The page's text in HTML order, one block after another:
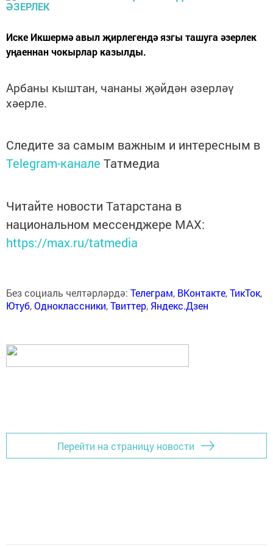
Иске Икшермә авыл җирлегендә язгы ташуга әзерлек
уңаеннан чокырлар казылды.
Арбаны кыштан, чананы җәйдән әзерләү
хәерле.
Следите за самым важным и интересным в
Telegram-канале Татмедиа
Читайте новости Татарстана в
национальном мессенджере MАХ:
https://max.ru/tatmedia
Без социаль челтәрләрдә: Телеграм, ВКонтакте,ТикТок,
Ютуб,Одноклассники,Твиттер, Яндекс.Дзен
Перейти на страницу новости